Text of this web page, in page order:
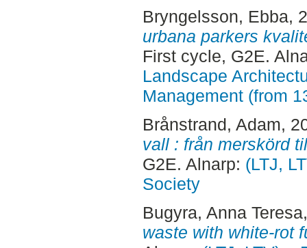
Bryngelsson, Ebba,
urbana parkers
First cycle, G2E.
Landscape
Management (from
Brånstrand, Adam,
vall : från merskörd
G2E. Alnarp: (LTJ,
Society
Bugyra, Anna Teresa
waste with white-rot